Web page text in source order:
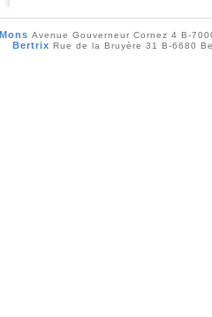
Mons Avenue Gouverneur Cornez 4 B-
Bertrix Rue de la Bruyère 31 B-6680